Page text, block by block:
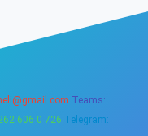
Teams:
606 0 726 Telegram: